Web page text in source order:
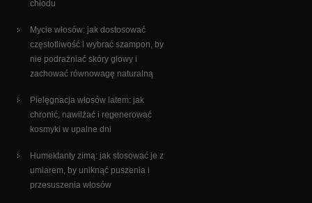
chłodu
Mycie włosów: jak dostosować
częstotliwość i wybrać szampon, by
nie podrażniać skóry głowy i
zachować równowagę naturalną
Pielęgnacja włosów latem: jak
chronić, nawilżać i regenerować
kosmyki w upalne dni
Humektanty zimą: jak stosować je z
umiarem, by uniknąć puszenia i
przesuszenia włosów